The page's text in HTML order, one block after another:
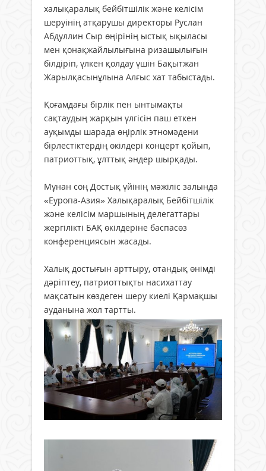
халықаралық бейбітшілік және келісім
шеруінің атқарушы директоры Руслан
Абдуллин Сыр өңірінің ыстық ықыласы
мен қонақжайлылығына ризашылығын
білдіріп, үлкен қолдау үшін Бақытжан
Жарылқасынұлына Алғыс хат табыстады.
Қоғамдағы бірлік пен ынтымақты
сақтаудың жарқын үлгісін паш еткен
ауқымды шарада өңірлік этномәдени
бірлестіктердің өкілдері концерт қойып,
патриоттық, ұлттық әндер шырқады.
Мұнан соң Достық үйінің мәжіліс залында
«Еуропа-Азия» Халықаралық Бейбітшілік
және келісім маршының делегаттары
жергілікті БАҚ өкілдеріне баспасөз
конференциясын жасады.
Халық достығын арттыру, отандық өнімді
дәріптеу, патриоттықты насихаттау
мақсатын көздеген шеру киелі Қармақшы
ауданына жол тартты.